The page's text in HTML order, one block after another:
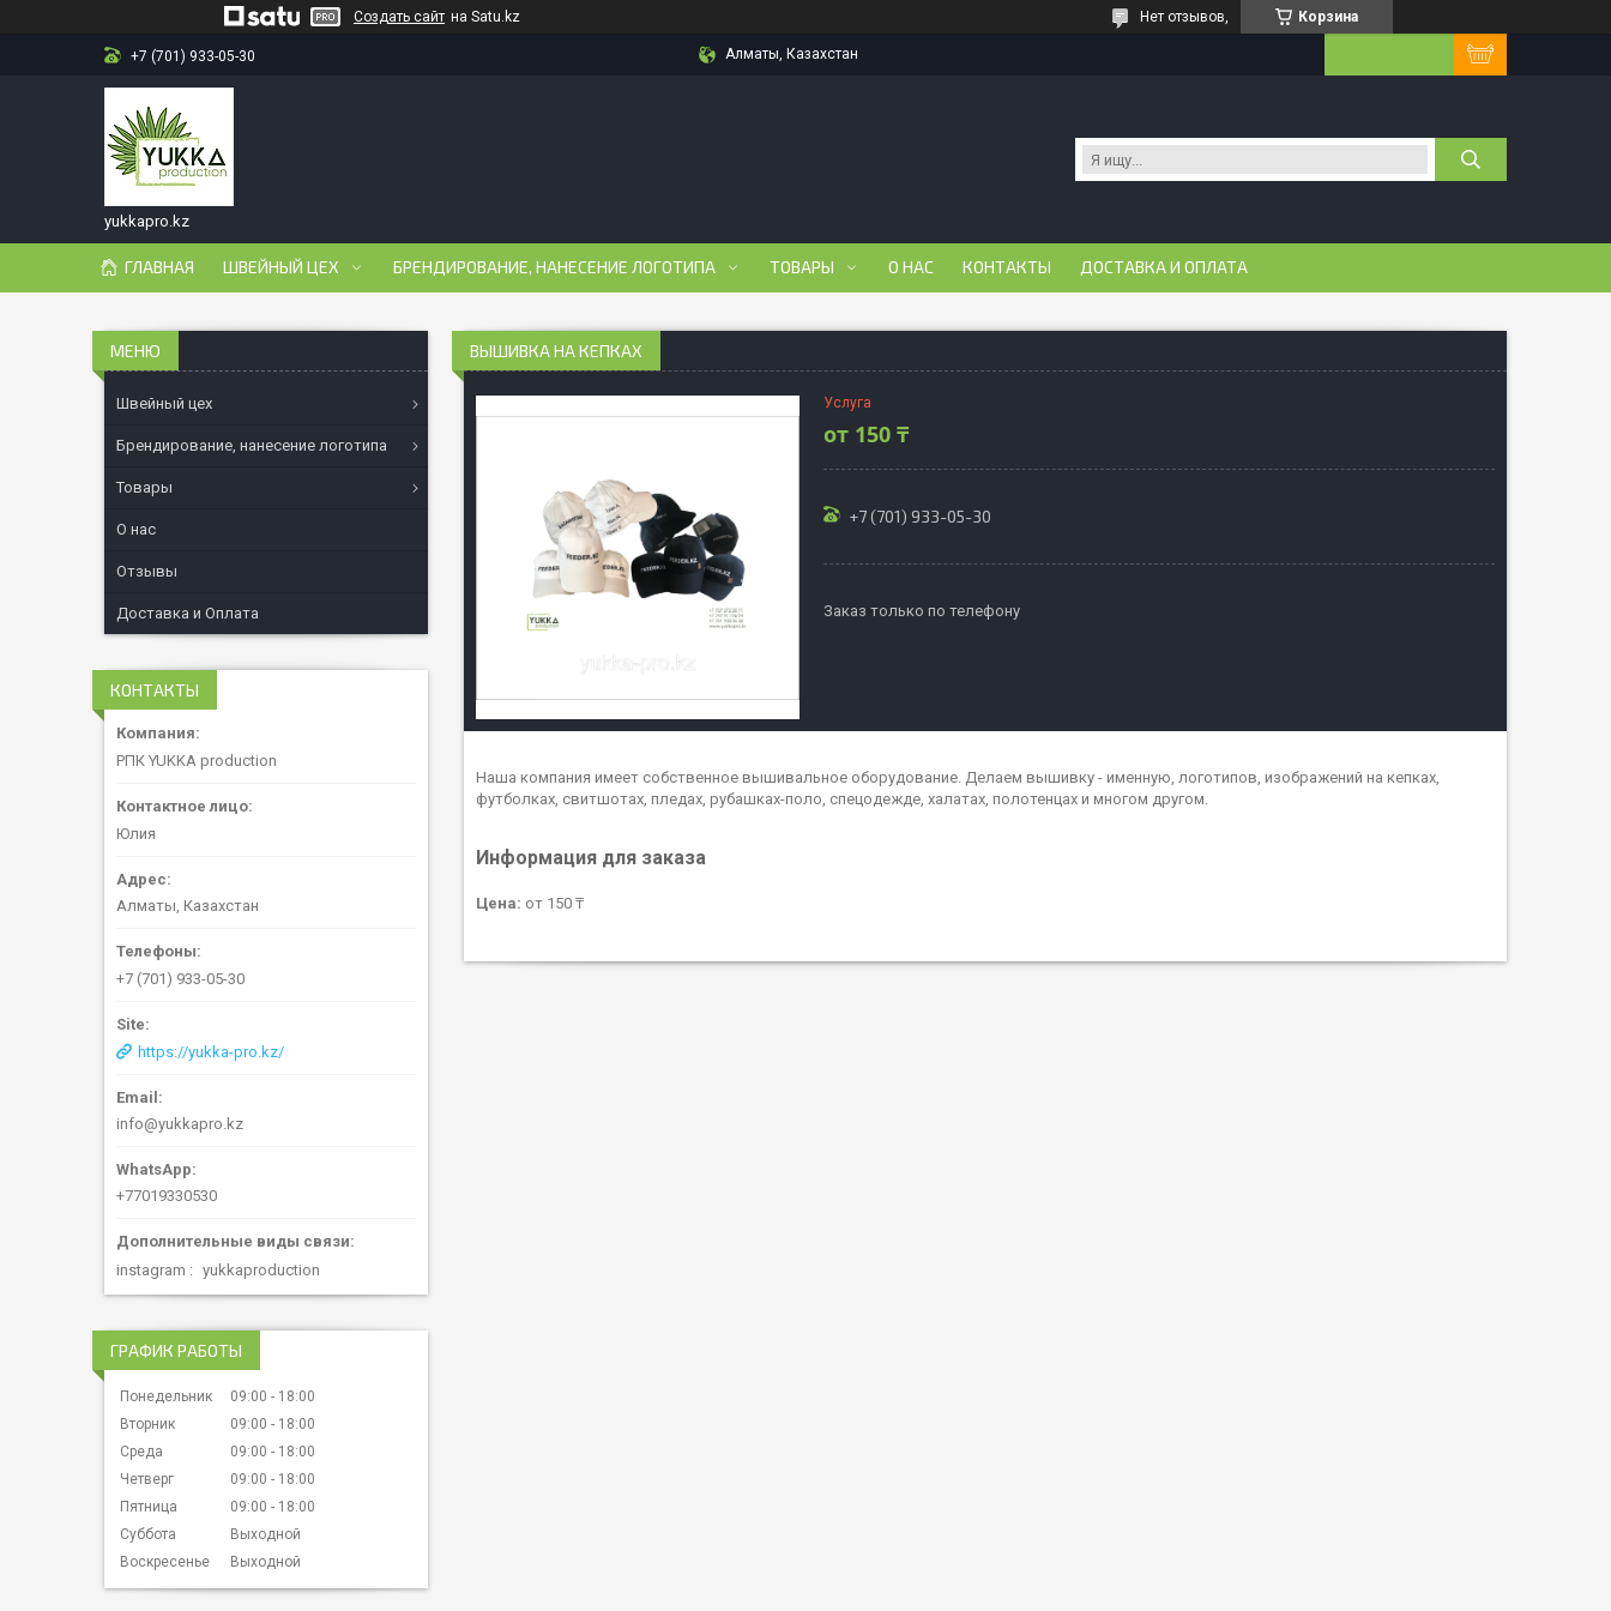
Создать сайт на Satu.kz Корзина
Нет отзывов,
+7 (701) 933-05-30 Алматы, Казахстан
yukkapro.kz
ГЛАВНАЯ ШВЕЙНЫЙ ЦЕХ БРЕНДИРОВАНИЕ, НАНЕСЕНИЕ ЛОГОТИПА ТОВАРЫ О НАС КОНТАКТЫ ДОСТАВКА И ОПЛАТА
ВЫШИВКА НА КЕПКАХ
Услуга
от 150 ₸
+7 (701) 933-05-30
Заказ только по телефону
Наша компания имеет собственное вышивальное оборудование. Делаем вышивку - именную, логотипов, изображений на кепках,
футболках, свитшотах, пледах, рубашках-поло, спецодежде, халатах, полотенцах и многом другом.
Информация для заказа
Цена: от 150 ₸
Швейный цех
Брендирование, нанесение логотипа
Товары
О нас
Отзывы
Доставка и Оплата
КОНТАКТЫ
РПК YUKKA production
Юлия
Алматы, Казахстан
+7 (701) 933-05-30
https://yukka-pro.kz/
info@yukkapro.kz
+77019330530
instagram yukkaproduction
ГРАФИК РАБОТЫ
Понедельник 09:00
18:00
Вторник
09:00
18:00
Среда
09:00
18:00
Четверг
09:00
18:00
Пятница
09:00
18:00
Суббота
Выходной
Воскресенье
Выходной